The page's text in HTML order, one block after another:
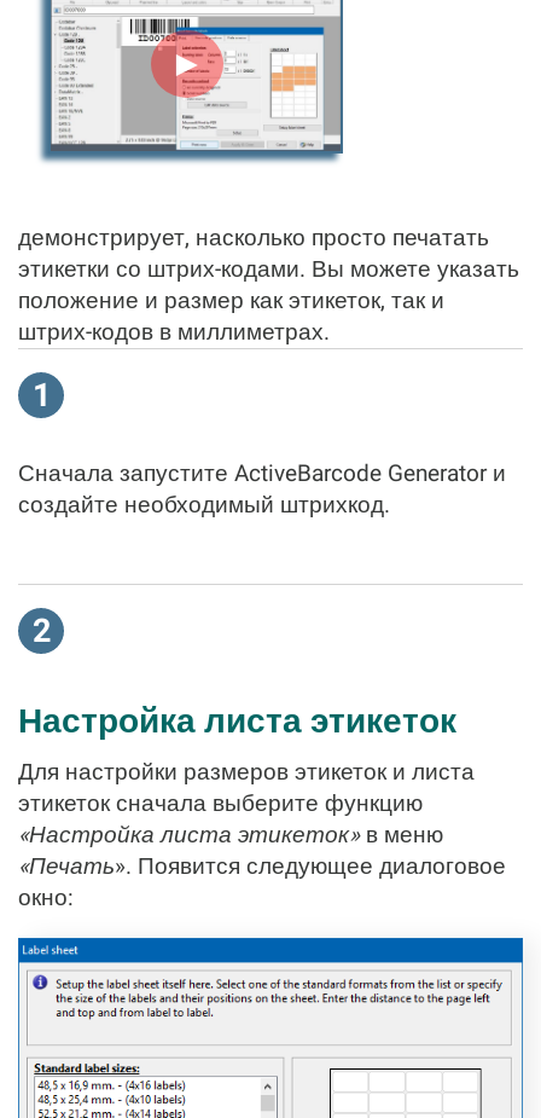
►
демонстрирует, насколько просто печатать
этикетки со штрих-кодами. Вы можете указать
положение и размер как этикеток, так и
штрих-кодов в миллиметрах.
1
Сначала запустите ActiveBarcode Generator и
создайте необходимый штрихкод.
2
Настройка листа этикеток
Для настройки размеров этикеток и листа
этикеток сначала выберите функцию
«Настройка листа этикеток»в меню
«Печать». Появится следующее диалоговое
окно: